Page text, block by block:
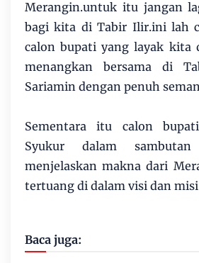
Merangin.untuk itu jangan
bagi kita di Tabir Ilir.ini lah
calon bupati yang layak kita
menangkan bersama di
Sariamin dengan penuh
Sementara itu calon
Syukur dalam
menjelaskan makna dari
tertuang di dalam visi dan misi
Baca juga: